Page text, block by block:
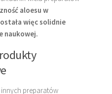
aloesu w
więc solidnie
naukowej.
preparatów